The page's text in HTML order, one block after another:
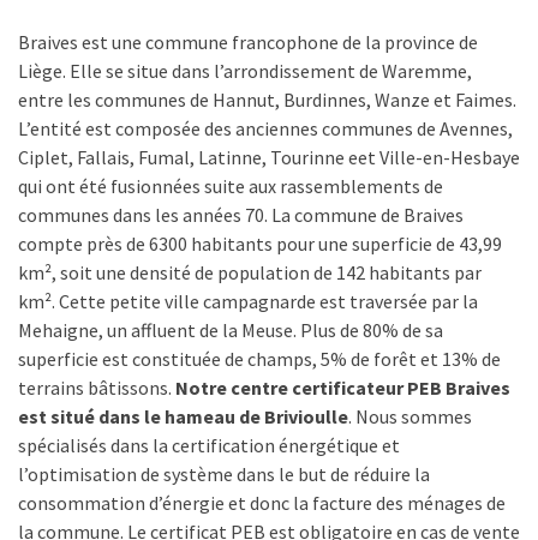
Braives est une commune francophone de la province de
Liège. Elle se situe dans l’arrondissement de Waremme,
entre les communes de Hannut, Burdinnes, Wanze et Faimes.
L’entité est composée des anciennes communes de Avennes,
Ciplet, Fallais, Fumal, Latinne, Tourinne eet Ville-en-Hesbaye
qui ont été fusionnées suite aux rassemblements de
communes dans les années 70. La commune de Braives
compte près de 6300 habitants pour une superficie de 43,99
km², soit une densité de population de 142 habitants par
km². Cette petite ville campagnarde est traversée par la
Mehaigne, un affluent de la Meuse. Plus de 80% de sa
superficie est constituée de champs, 5% de forêt et 13% de
terrains bâtissons. Notre centre certificateur PEB Braives
est situé dans le hameau de Brivioulle. Nous sommes
spécialisés dans la certification énergétique et
l’optimisation de système dans le but de réduire la
consommation d’énergie et donc la facture des ménages de
la commune. Le certificat PEB est obligatoire en cas de vente